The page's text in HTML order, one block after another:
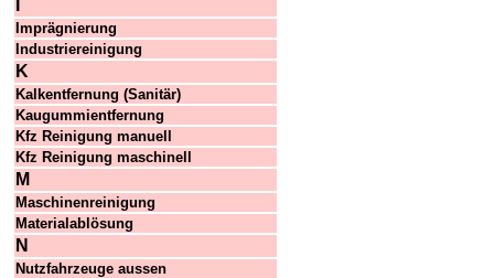
Imprägnierung
Industriereinigung
K
Kalkentfernung (Sanitär)
Kaugummientfernung
Kfz Reinigung manuell
Kfz Reinigung maschinell
M
Maschinenreinigung
Materialablösung
N
Nutzfahrzeuge aussen